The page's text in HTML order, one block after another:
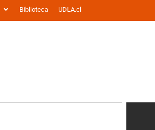
Biblioteca UDLA.cl